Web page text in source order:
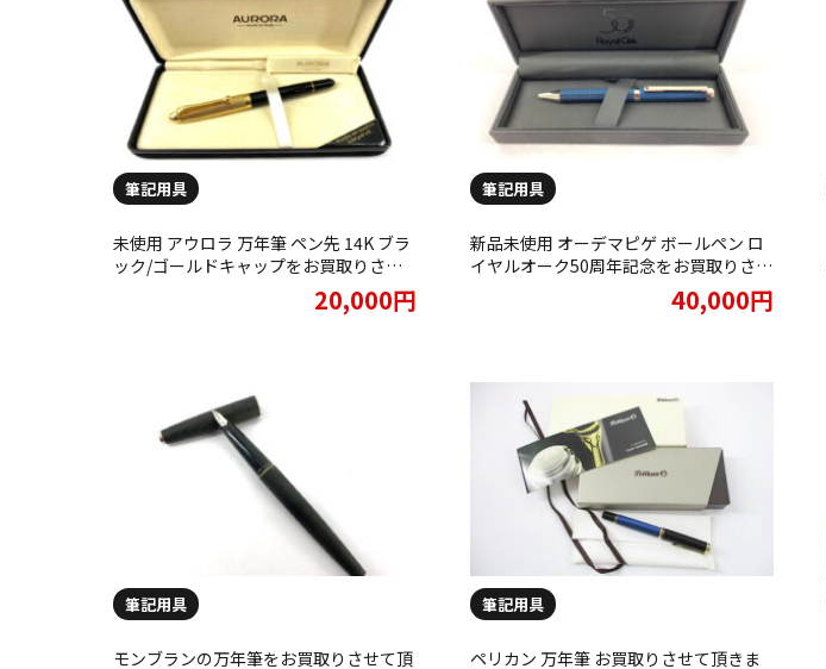
筆記用具
未使用 アウロラ 万年筆 ペン先 14K ブラ
ック/ゴールドキャップをお買取りさせ
20,000円
筆記用具
新品未使用 オーデマピゲ ボールペン ロ
イヤルオーク50周年記念をお買取りさせ
40,000円
筆記用具
モンブランの万年筆をお買取りさせて頂
筆記用具
ペリカン 万年筆 お買取りさせて頂きま